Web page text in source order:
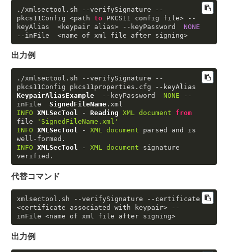
./xmlsectool .sh --verifySignature
--
pkcs11Config <path to PKCS11 config file>
--
keyAlias
  <keypair alias>
--keyPassword
NONE
--inFile
  <name of xml file after signing>
出力例
./xmlsectool. sh --verifySignature --
pkcs11Config pkcs11properties. cfg
KeypairAliasExample
  --keyPassword
NONE --
inFile SignedFileName. xml
INFO XMLSecTool - Reading XML document
from
file
'SignedFileName.xml'
INFO XMLSecTool - XML document parsed and is
INFO XMLSecTool - XML document signature
verified.
代替コマンド
xmlsectool .sh --verifySignature
--certificate
<certificate associated with keypair>
--
inFile <name of xml file after signing>
出力例